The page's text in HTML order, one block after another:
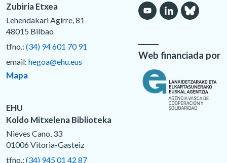
Zubiria Etxea
Lehendakari Agirre, 81
48015 Bilbao
tfno.: (34) 94 601 70 91
email: hegoa@ehu.eus
Mapa
EHU
Koldo Mitxelena Biblioteka
Nieves Cano, 33
01006 Vitoria-Gasteiz
tfno.: (34) 945 01 42 87
Web financiada por